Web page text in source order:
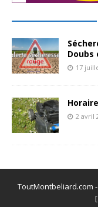
Doubs
17
2 avril
ToutMontbeliard.com